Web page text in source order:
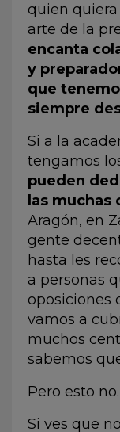
quien
arte de la
encanta
y
que
siempre
Si a la
tengamos
pueden
las muchas
Aragón, en
gente
hasta les
a personas
oposiciones
vamos a
muchos
sabemos
Pero esto
Si ves que